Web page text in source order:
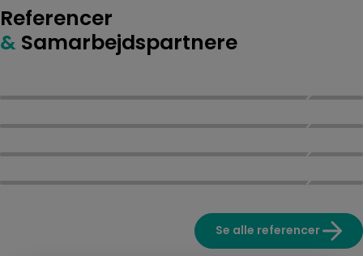
Referencer
& Samarbejdspartnere
Se alle referencer